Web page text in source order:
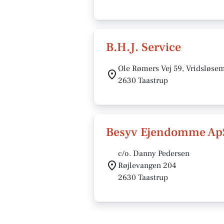
B.H.J. Service
Ole Rømers Vej 59,
2630 Taastrup
Besyv Ejendomme
c/o. Danny Pedersen
Røjlevangen 204
2630 Taastrup